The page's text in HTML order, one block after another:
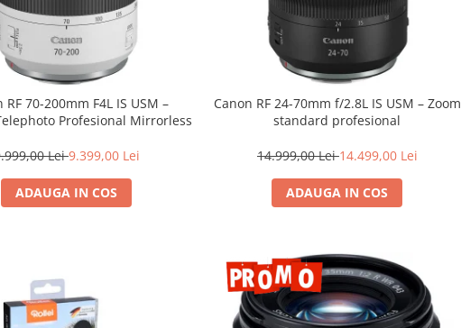
RF 70-200mm F4L IS USM –
Profesional Mirrorless
Lei9.399,00 Lei
ADAUGA IN COS
Canon RF 24-70mm f/2.8L IS USM – Zoom
standard profesional
14.999,00 Lei14.499,00 Lei
ADAUGA IN COS